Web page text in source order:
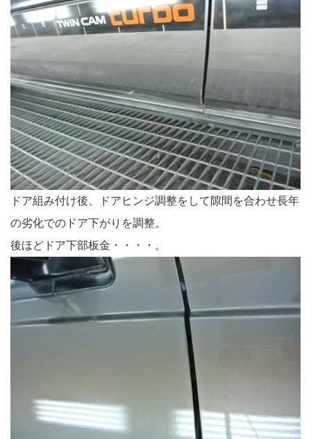
ドア組み付け後、ドアヒンジ調整をして隙間を合わせ長年
の劣化でのドア下がりを調整。
後ほどドア下部板金・・・・。